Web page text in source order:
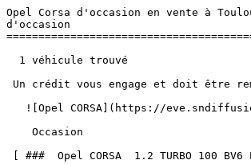
Opel Corsa d'occasion en vente à
d'occasion